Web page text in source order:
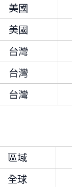
美國
美國
台灣
台灣
台灣
區域
全球